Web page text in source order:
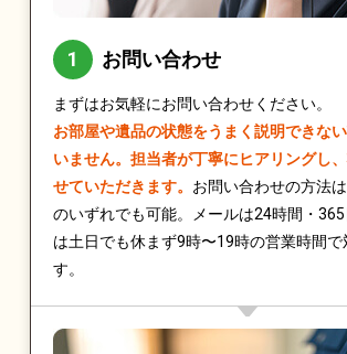
お問い合わせ
まずはお気軽にお問い合わせください。
お部屋や遺品の状態をうまく説明できな
いません。担当者が丁寧にヒアリングし
せていただきます。 お問い合わせの方法
のいずれでも可能。メールは24時間・
は土日でも休まず9時〜19時の営業時間で
す。